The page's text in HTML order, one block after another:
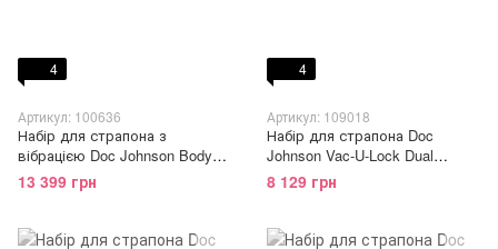
4
Артикул: 100636
Набір для страпона з
вібрацією Doc Johnson Body
Extensions - BE Naughty - Black
13 399 грн
4
Артикул: 109018
Набір для страпона Doc
Johnson Vac-U-Lock Dual
Density Starter Set Vanilla,
діаметр 2х3,8 см, 5,1 см
8 129 грн